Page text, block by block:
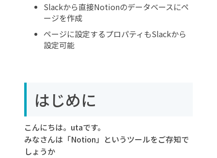
Slackから直接Notionのデータベースにペ
ージを作成
ページに設定するプロパティもSlackから
設定可能
はじめに
こんにちは。utaです。
みなさんは「Notion」というツールをご存知で
しょうか